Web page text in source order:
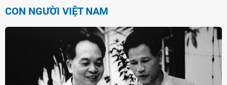
CON NGƯỜI VIỆT NAM